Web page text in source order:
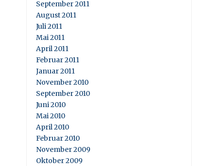
September 2011
August 2011
Juli 2011
Mai 2011
April 2011
Februar 2011
Januar 2011
November 2010
September 2010
Juni 2010
Mai 2010
April 2010
Februar 2010
November 2009
Oktober 2009